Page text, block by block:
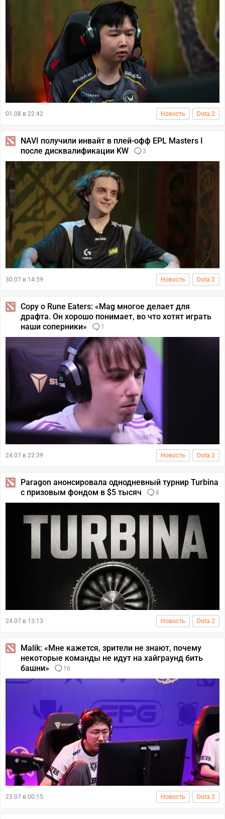
01.08 в 22:42 Новость Dota 2
NAVI получили инвайт в плей-офф EPL Masters I
после дисквалификации KW
3
30.07 в 14:59 Новость Dota 2
Copy о Rune Eaters: «Mag многое делает для
драфта. Он хорошо понимает, во что хотят играть
наши соперники»
1
24.07 в 22:39 Новость Dota 2
Paragon анонсировала однодневный турнир Turbina
с призовым фондом в $5 тысяч
8
24.07 в 13:13 Новость Dota 2
Malik: «Мне кажется, зрители не знают, почему
некоторые команды не идут на хайграунд бить
башни»
16
23.07 в 00:15 Новость Dota 2